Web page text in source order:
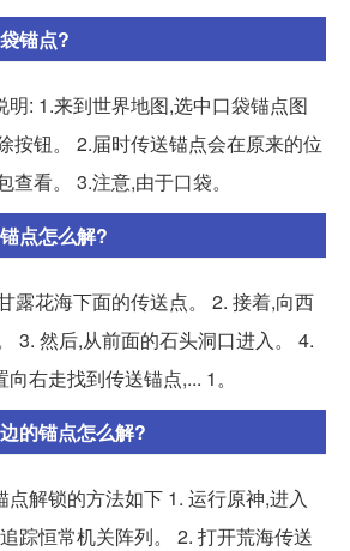
锚点?
明: 1.来到世界地图,选中口袋锚点图
按钮。 2.届时传送锚点会在原来的位
看。 3.注意,由于口袋。
点怎么解?
露花海下面的传送点。 2. 接着,向西
3. 然后,从前面的石头洞口进入。 4.
右走找到传送锚点,... 1。
的锚点怎么解?
点解锁的方法如下 1. 运行原神,进入
踪恒常机关阵列。 2. 打开荒海传送